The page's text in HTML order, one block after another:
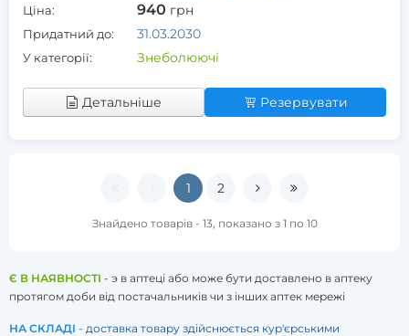
Ціна: 940 грн
Придатний до: 31.03.2030
У категорії: Знеболюючі
Детальніше Резервувати
1 2
Знайдено товарів - 13, показано з 1 по 10
Є В НАЯВНОСТІ - э в аптеці або може бути доставлено в аптеку
протягом доби від постачальників чи з інших аптек мережі
НА СКЛАДІ - доставка товару здійснюється кур'єрськими